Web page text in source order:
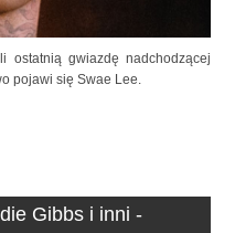
ostatnią gwiazdę nadchodzącej
pojawi się Swae Lee.
Gibbs i inni -